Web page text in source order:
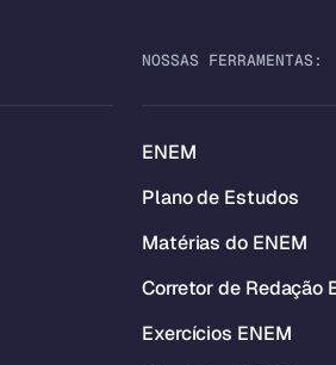
NOSSAS FERRAMENTAS:
ENEM
Plano de Estudos
Matérias do ENEM
Corretor de Redação
Exercícios ENEM